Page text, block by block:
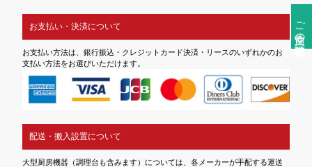
ご注文前の確認事項
お支払い・決済について
お支払い方法は、銀行振込・クレジットカード決済・リースのいずれかのお
支払い方法をお選びいただけます。
配送・搬入設置について
大型厨房機器（調理台も含みます）については、各メーカーが手配する運送